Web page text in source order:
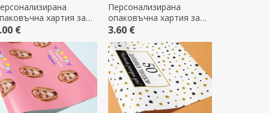
хартия за
с текст и
- Честит рожден
- Розова
€
Персонализирана
опаковъчна хартия за
подаръци - дизайн с
фламинго, с текст по
краищата
3.60 €